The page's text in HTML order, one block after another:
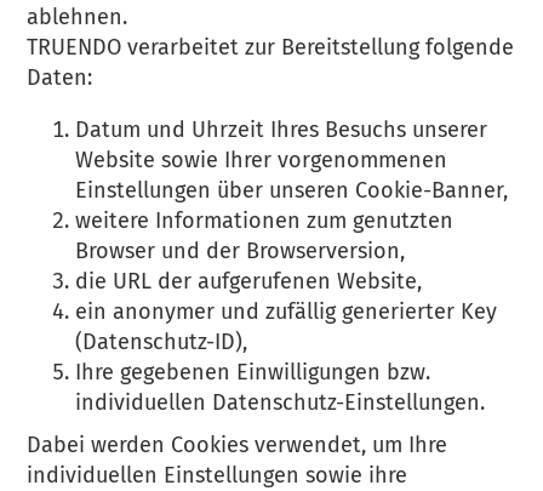
ablehnen.
TRUENDO verarbeitet zur Bereitstellung folgende
Daten:
Datum und Uhrzeit Ihres Besuchs unserer
Website sowie Ihrer vorgenommenen
Einstellungen über unseren Cookie-Banner,
weitere Informationen zum genutzten
Browser und der Browserversion,
die URL der aufgerufenen Website,
ein anonymer und zufällig generierter Key
(Datenschutz-ID),
Ihre gegebenen Einwilligungen bzw.
individuellen Datenschutz-Einstellungen.
Dabei werden Cookies verwendet, um Ihre
individuellen Einstellungen sowie ihre